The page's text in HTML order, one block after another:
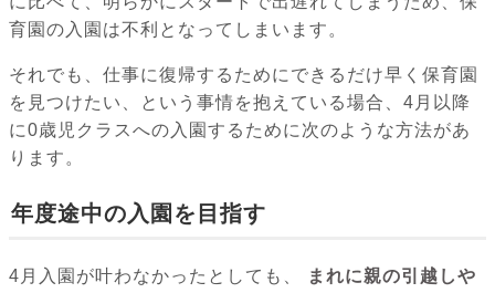
育園の入園は不利となってしまいます。
それでも、仕事に復帰するためにできるだけ早く保育園
を見つけたい、という事情を抱えている場合、4月以降
に0歳児クラスへの入園するために次のような方法があ
ります。
年度途中の入園を目指す
4月入園が叶わなかったとしても、
まれに親の引越しや